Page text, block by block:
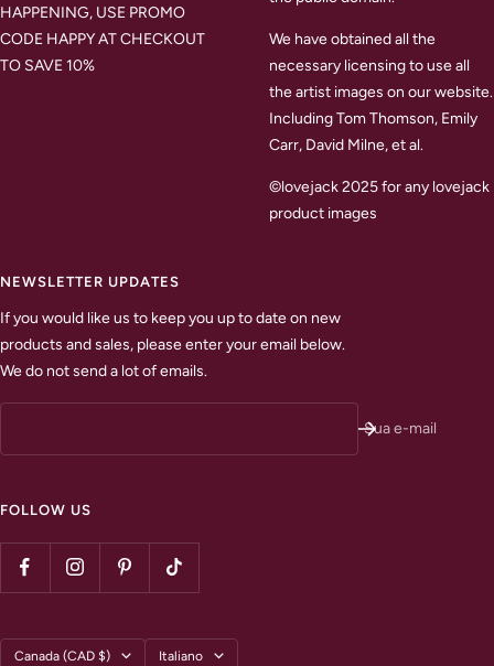
HAPPENING, USE PROMO
CODE HAPPY AT CHECKOUT
TO SAVE 10%
We have obtained all the
necessary licensing to use all
the artist images on our website.
Including Tom Thomson, Emily
Carr, David Milne, et al.
©lovejack 2025 for any lovejack
product images
NEWSLETTER UPDATES
If you would like us to keep you up to date on new
products and sales, please enter your email below.
We do not send a lot of emails.
Sua e-mail
FOLLOW US
Paese/Area
Canada (CAD $) Lingua
Italiano